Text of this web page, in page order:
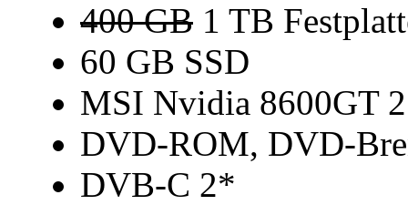
400 GB 1 TB
60 GB SSD
MSI Nvidia 8600GT
DVD-ROM, DVD-
DVB-C 2*